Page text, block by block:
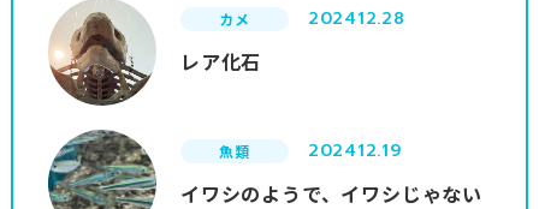
カメ 202412.28
レア化石
魚類 202412.19
イワシのようで、イワシじゃない